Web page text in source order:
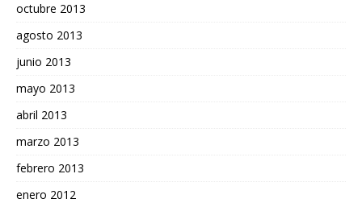
octubre 2013
agosto 2013
junio 2013
mayo 2013
abril 2013
marzo 2013
febrero 2013
enero 2012